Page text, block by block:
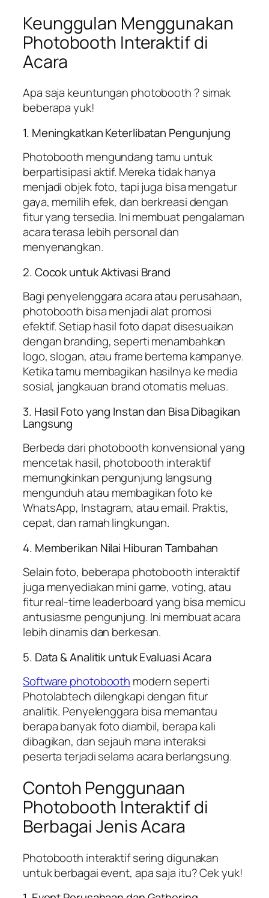
Keunggulan Menggunakan
Photobooth Interaktif di
Acara
Apa saja keuntungan photobooth ? simak
beberapa yuk!
1. Meningkatkan Keterlibatan Pengunjung
Photobooth mengundang tamu untuk
berpartisipasi aktif. Mereka tidak hanya
menjadi objek foto, tapi juga bisa mengatur
gaya, memilih efek, dan berkreasi dengan
fitur yang tersedia. Ini membuat pengalaman
acara terasa lebih personal dan
menyenangkan.
2. Cocok untuk Aktivasi Brand
Bagi penyelenggara acara atau perusahaan,
photobooth bisa menjadi alat promosi
efektif. Setiap hasil foto dapat disesuaikan
dengan branding, seperti menambahkan
logo, slogan, atau frame bertema kampanye.
Ketika tamu membagikan hasilnya ke media
sosial, jangkauan brand otomatis meluas.
3. Hasil Foto yang Instan dan Bisa Dibagikan
Langsung
Berbeda dari photobooth konvensional yang
mencetak hasil, photobooth interaktif
memungkinkan pengunjung langsung
mengunduh atau membagikan foto ke
WhatsApp, Instagram, atau email. Praktis,
cepat, dan ramah lingkungan.
4. Memberikan Nilai Hiburan Tambahan
Selain foto, beberapa photobooth interaktif
juga menyediakan mini game, voting, atau
fitur real-time leaderboard yang bisa memicu
antusiasme pengunjung. Ini membuat acara
lebih dinamis dan berkesan.
5. Data & Analitik untuk Evaluasi Acara
Software photobooth modern seperti
Photolabtech dilengkapi dengan fitur
analitik. Penyelenggara bisa memantau
berapa banyak foto diambil, berapa kali
dibagikan, dan sejauh mana interaksi
peserta terjadi selama acara berlangsung.
Contoh Penggunaan
Photobooth Interaktif di
Berbagai Jenis Acara
Photobooth interaktif sering digunakan
untuk berbagai event, apa saja itu? Cek yuk!